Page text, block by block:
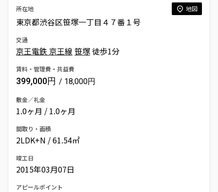
所在地 地図
東京都渋谷区笹塚一丁目４７番１号
交通
京王電鉄 京王線 笹塚徒歩1分
賃料・管理費・共益費
399,000円 / 18,000円
敷金／礼金
1.0ヶ月 / 1.0ヶ月
間取り・面積
2LDK+N / 61.54㎡
竣工日
2015年03月07日
アピールポイント